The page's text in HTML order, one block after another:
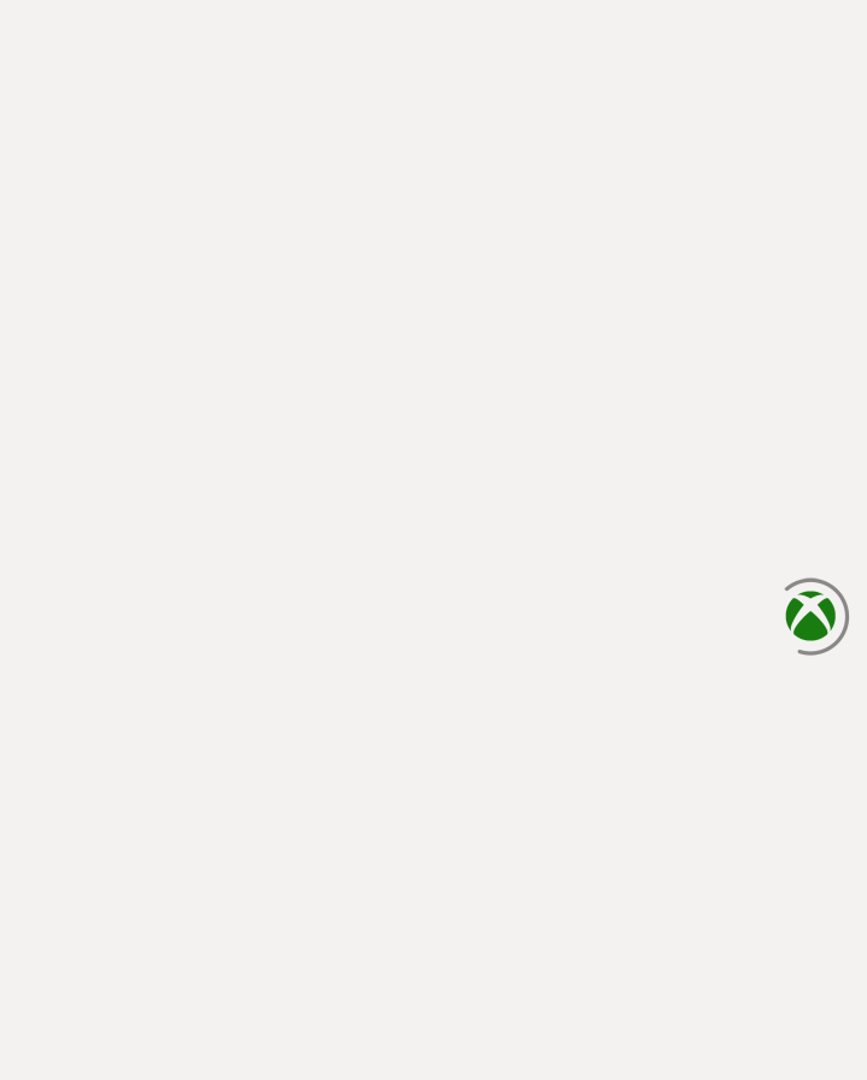
laden